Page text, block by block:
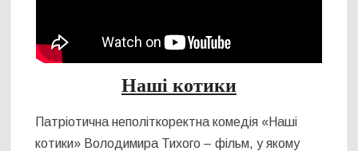
Наші котики
Патріотична неполіткоректна комедія «Наші
котики» Володимира Тихого – фільм, у якому